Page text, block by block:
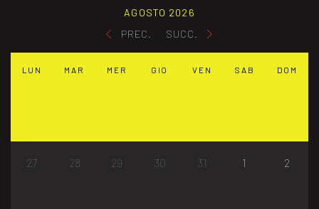
PREC.
AGOSTO 2026
SUCC.
LUN MAR MER GIO VEN SAB DOM
27 28 29 30 31 1 2